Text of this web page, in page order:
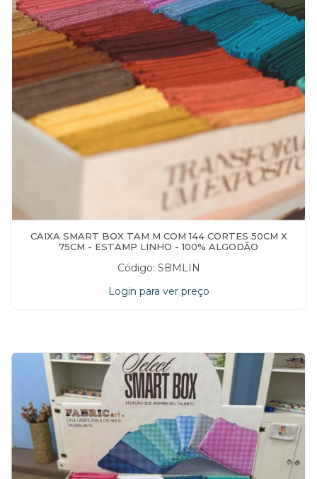
CAIXA SMART BOX TAM M COM 144 CORTES 50CM X
75CM - ESTAMP LINHO - 100% ALGODÃO
Código: SBMLIN
Login para ver preço